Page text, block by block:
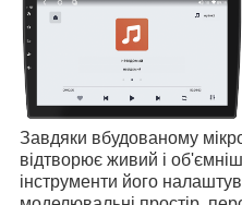
Завдяки вбудованому
відтворює живий і
інструменти його